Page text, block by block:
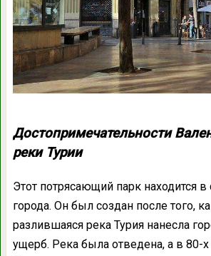
Достопримечательности
реки Турии
Этот потрясающий парк находится
города. Он был создан после того,
разлившаяся река Турия нанесла
ущерб. Река была отведена, а в 80-х